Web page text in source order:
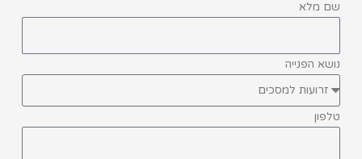
שם מלא
נושא הפנייה
טלפון